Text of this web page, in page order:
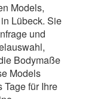
Models,
Lübeck. Sie
und
Bodymaße
Models
für Ihre